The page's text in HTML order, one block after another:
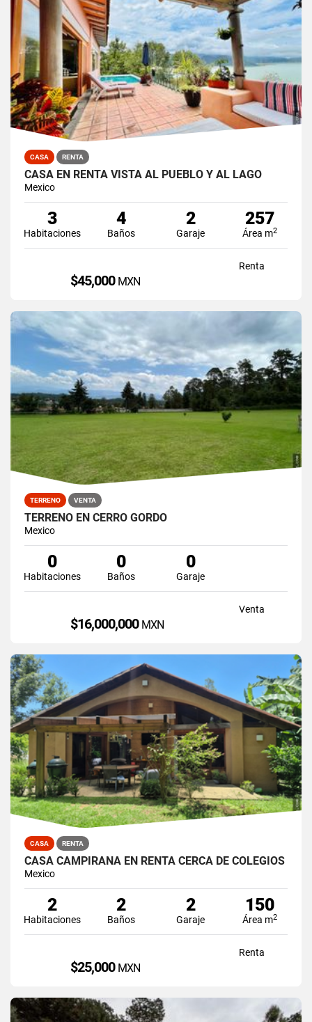
CASA RENTA
CASA EN RENTA VISTA AL PUEBLO Y AL LAGO
Mexico
3
Habitaciones
4
Baños
2
Garaje
257
Área m2
Renta
$45,000 MXN
TERRENO VENTA
TERRENO EN CERRO GORDO
Mexico
0
Habitaciones
0
Baños
0
Garaje
Venta
$16,000,000 MXN
CASA RENTA
CASA CAMPIRANA EN RENTA CERCA DE COLEGIOS
Mexico
2
Habitaciones
2
Baños
2
Garaje
150
Área m2
Renta
$25,000 MXN